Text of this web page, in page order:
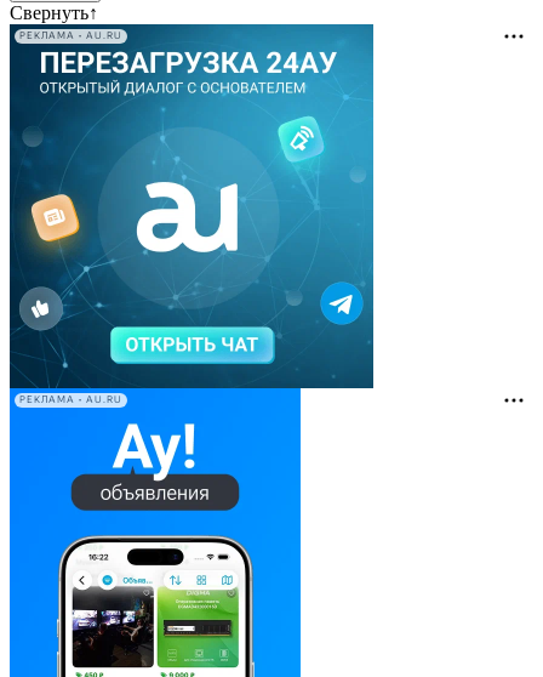
Свернуть↑
РЕКЛАМА • AU.RU
РЕКЛАМА • AU.RU